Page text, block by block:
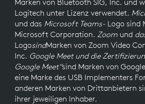
Logitech unter Lizenz verwendet.
und das Microsoft Teams- Logo sind
Microsoft Corporation. Zoom und
LogosindMarken von Zoom Video
Inc. Google Meet und die
Google Meet“sind Marken von
eine Marke des USB Implementers
anderen Marken von Drittanbietern
ihrer jeweiligen Inhaber.